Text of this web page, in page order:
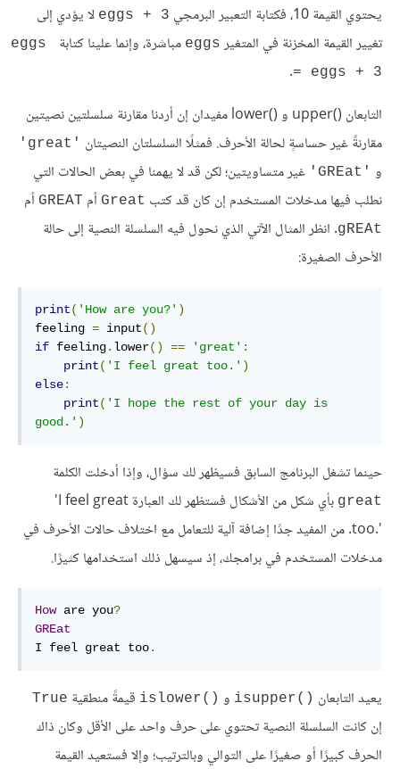
يحتوي القيمة 10، فكتابة التعبير البرمجي eggs + 3 لا يؤدي إلى
تغيير القيمة المخزنة في المتغير eggs مباشرة، وإنما علينا كتابة
eggs
= eggs + 3
.
التابعان upper()
و lower()
مفيدان إن أردنا مقارنة سلسلتين نصيتين
مقارنةً غير حساسةٍ لحالة الأحرف. فمثلًا السلسلتان النصيتان 'great'
و 'GREat'
غير متساويتين؛ لكن قد لا يهمنا في بعض الحالات التي
نطلب فيها مدخلات المستخدم إن كان قد كتب Great أم GREAT أم
gREAt. انظر المثال الآتي الذي نحول فيه السلسلة النصية إلى حالة
الأحرف الصغيرة:
print( 'How are you?' )
feeling = input()
if feeling. lower() == 'great' :
print( 'I feel great too.' )
else:
print( 'I hope the rest of your day is
good.' )
حينما تشغل البرنامج السابق فسيظهر لك سؤال، وإذا أدخلت الكلمة
great
بأي شكل من الأشكال فستظهر لك العبارة ‎'I feel great
too.'. من المفيد جدًا إضافة آلية للتعامل مع اختلاف حالات الأحرف في
مدخلات المستخدم في برامجك، إذ سيسهل ذلك استخدامها كثيرًا.
How are you?
GREat
I feel great too.
يعيد التابعان isupper()‎ و islower()‎ قيمةً منطقية True
إن كانت السلسلة النصية تحتوي على حرف واحد على الأقل وكان ذاك
الحرف كبيرًا أو صغيرًا على التوالي وبالترتيب؛ وإلا فستعيد القيمة